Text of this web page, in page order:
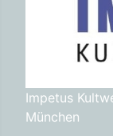
Impetus
München